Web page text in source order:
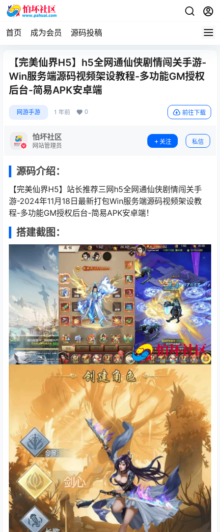
首页 成为会员 源码投稿
【完美仙界H5】h5全网通仙侠剧情闯关手游-
Win服务端源码视频架设教程-多功能GM授权
后台-简易APK安卓端
网游手游 1 年前 0 前往下载
怕坏社区
网站管理员
关注 私信
源码介绍：
【完美仙界H5】站长推荐三网h5全网通仙侠剧情闯关手
游-2024年11月18日最新打包Win服务端源码视频架设教
程-多功能GM授权后台-简易APK安卓端！
搭建截图：